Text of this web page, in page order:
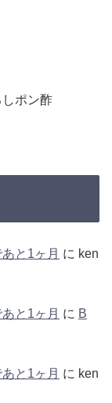
ポン酢
と1ヶ月 に ken
と1ヶ月 に B
と1ヶ月 に ken